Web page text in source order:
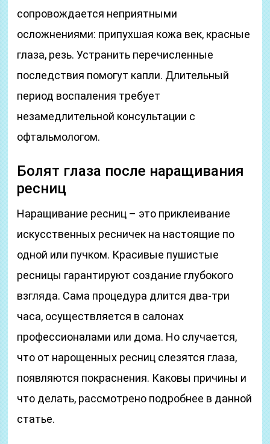
сопровождается неприятными
осложнениями: припухшая кожа век, красные
глаза, резь. Устранить перечисленные
последствия помогут капли. Длительный
период воспаления требует
незамедлительной консультации с
офтальмологом.
Болят глаза после наращивания
ресниц
Наращивание ресниц – это приклеивание
искусственных ресничек на настоящие по
одной или пучком. Красивые пушистые
ресницы гарантируют создание глубокого
взгляда. Сама процедура длится два-три
часа, осуществляется в салонах
профессионалами или дома. Но случается,
что от нарощенных ресниц слезятся глаза,
появляются покраснения. Каковы причины и
что делать, рассмотрено подробнее в данной
статье.